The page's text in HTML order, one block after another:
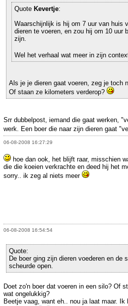
Quote Kevertje:
Waarschijnlijk is hij om 7 uur van huis
dieren te voeren, en zou hij om 10 uur
zijn.
Wel het verhaal wat meer in zijn
Als je je dieren gaat voeren, zeg je toch
Of staan ze kilometers verderop?
Srr dubbelpost, iemand die gaat werken,
werk. Een boer die naar zijn dieren gaat
06-08-2008 16:27:29
hoe dan ook, het blijft raar, misschien
die die koeien verkrachte en deed hij het
sorry.. ik zeg al niets meer
06-08-2008 16:54:54
Quote:
De boer ging zijn dieren voederen en de
scheurde open.
Doet zo'n boer dat voeren in een silo? Of
wat ongelukkig?
Beetje vaag, want eh.. nou ja laat maar. Ik